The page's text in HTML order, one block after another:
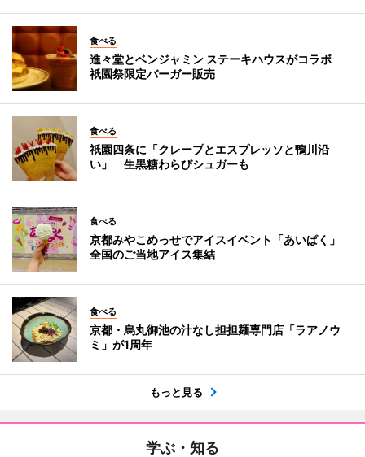
食べる
進々堂とベンジャミン ステーキハウスがコラボ
祇園祭限定バーガー販売
食べる
祇園四条に「クレープとエスプレッソと鴨川沿
い」 生黒糖わらびシュガーも
食べる
京都みやこめっせでアイスイベント「あいぱく」
全国のご当地アイス集結
食べる
京都・烏丸御池の汁なし担担麺専門店「ラアノウ
ミ」が1周年
もっと見る
学ぶ・知る